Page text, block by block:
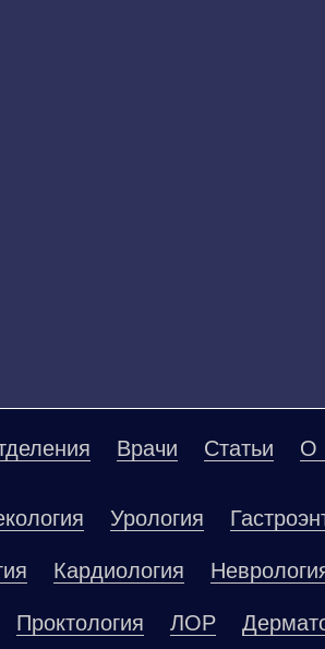
Врачи Статьи О
Урология
Кардиология
Проктология ЛОР